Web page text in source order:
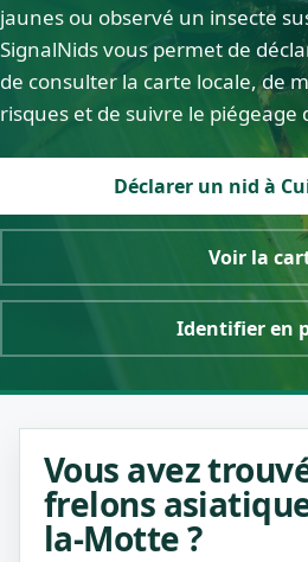
jaunes ou observé un insecte
SignalNids vous permet de
de consulter la carte locale, de
risques et de suivre le
Déclarer un nid à
Voir la
Identifier en
Vous avez
frelons
la-Motte ?